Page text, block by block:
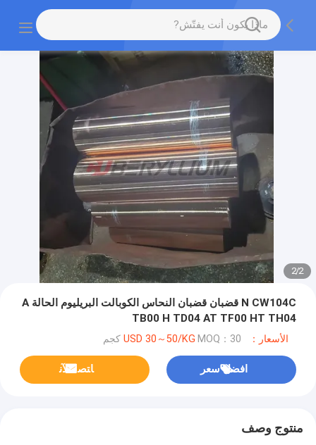
2
/
2
N CW104C قضبان قضبان النحاس الكوبالت البريليوم الحالة A
TB00 H TD04 AT TF00 HT TH04
الأسعار：USD 30～50/KG MOQ：30 كجم
افضل سعر ﺎﺘﺼﻟ ﺍﻶﻧ
منتوج وصف